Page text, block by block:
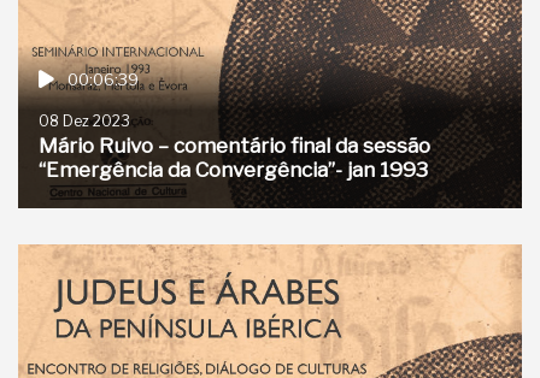
00:06:39
08 Dez 2023
Mário Ruivo – comentário final da sessão
“Emergência da Convergência”- jan 1993